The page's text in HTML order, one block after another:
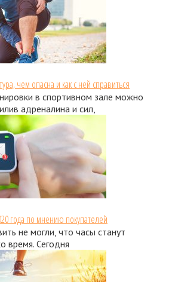
чем опасна и как с ней справиться
в спортивном зале можно
адреналина и сил,
года по мнению покупателей
не могли, что часы станут
время. Сегодня